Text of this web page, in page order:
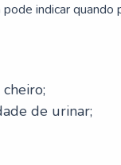
indicar quando
de urinar;